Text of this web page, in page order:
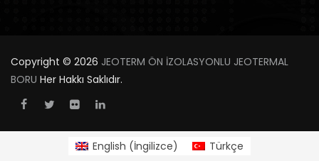
Copyright © 2026 JEOTERM ÖN İZOLASYONLU JEOTERMAL
BORU Her Hakkı Saklıdır.
English (İngilizce) Türkçe